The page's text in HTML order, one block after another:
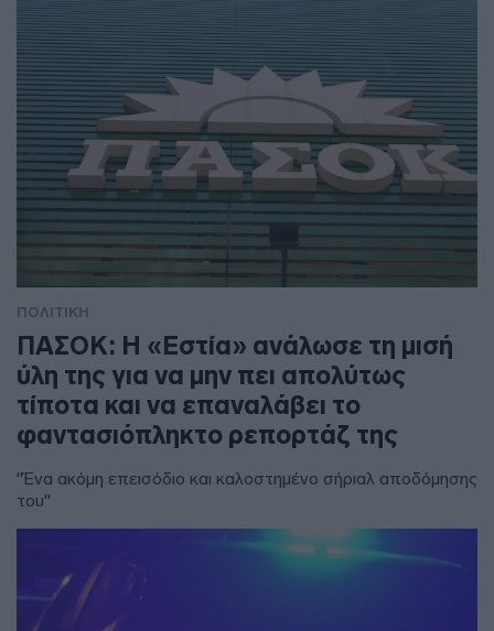
ΠΟΛΙΤΙΚΗ
ΠΑΣΟΚ: Η «Εστία» ανάλωσε τη μισή
ύλη της για να μην πει απολύτως
τίποτα και να επαναλάβει το
φαντασιόπληκτο ρεπορτάζ της
"Ένα ακόμη επεισόδιο και καλοστημένο σήριαλ αποδόμησης
του"